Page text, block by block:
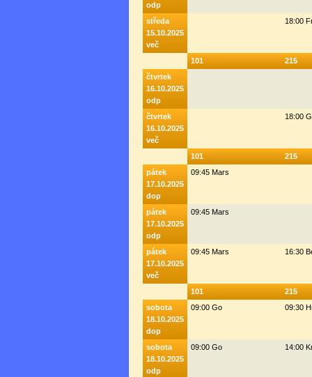
odp
středa
15.10.2025
več
18:00
101
215
čtvrtek
16.10.2025
odp
čtvrtek
16.10.2025
več
18:00
101
215
pátek
17.10.2025
dop
09:45 Mars
pátek
17.10.2025
odp
09:45 Mars
pátek
17.10.2025
več
09:45 Mars 16:30
101
215
sobota
18.10.2025
dop
09:00 Go 09:30
sobota
18.10.2025
odp
09:00 Go 14:00